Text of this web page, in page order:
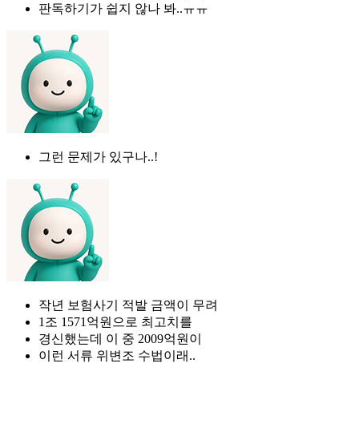
판독하기가 쉽지 않나 봐..ㅠㅠ
그런 문제가 있구나..!
작년 보험사기 적발 금액이 무려
1조 1571억원으로 최고치를
경신했는데 이 중 2009억원이
이런 서류 위변조 수법이래..